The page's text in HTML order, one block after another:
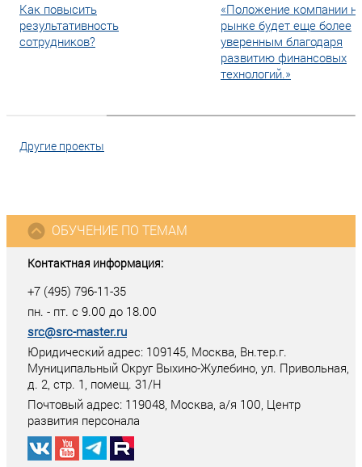
Как повысить
результативность
сотрудников?
«Положение компании
рынке будет еще более
уверенным благодаря
развитию финансовых
технологий.»
Другие проекты
Контактная информация:
+7 (495) 796-11-35
пн. - пт. с 9.00 до 18.00
src@src-master.ru
Юридический адрес: 109145, Москва, Вн.тер.г.
Муниципальный Округ Выхино-Жулебино, ул. Привольная,
д. 2, стр. 1, помещ. 31/Н
Почтовый адрес: 119048, Москва, а/я 100, Центр
развития персонала
ОБУЧЕНИЕ ПО ТЕМАМ